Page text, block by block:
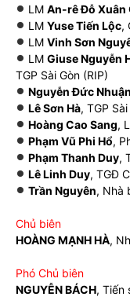
LM An-rê Đỗ Xuân
LM Yuse Tiến Lộc,
LM Vinh Sơn
LM Giuse Nguyễn
TGP Sài Gòn (RIP)
Nguyễn Đức Nhuận
Lê Sơn Hà, TGP
Hoàng Cao Sang,
Phạm Vũ Phi Hổ,
Phạm Thanh Duy,
Lê Linh Duy, TGĐ
Trần Nguyên, Nhà
Chủ biên
HOÀNG MẠNH HÀ,
Phó Chủ biên
NGUYỄN BÁCH, Tiến